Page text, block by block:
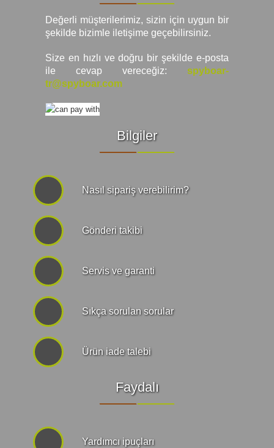
Değerli müşterilerimiz, sizin için uygun bir
şekilde bizimle iletişime geçebilirsiniz.
Size en hızlı ve doğru bir şekilde e-posta
ile cevap vereceğiz:
spyboar-
tr@spyboar.com
Bilgiler
Nasıl sipariş verebilirim?
Gönderi takibi
Servis ve garanti
Sıkça sorulan sorular
Ürün iade talebi
Faydalı
Yardımcı ipuçları